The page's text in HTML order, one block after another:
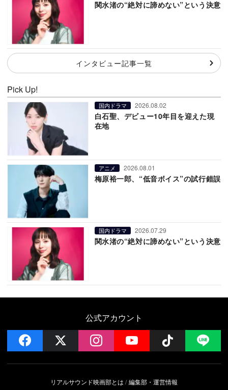
関水渚の“絶対に諦めない”という決意
インタビュー記事一覧
Pick Up!
国内ドラマ 2026.08.02
白石聖、デビュー10年目を迎えた現
在地
アニメ 2026.08.01
梅原裕一郎、“低音ボイス”の試行錯誤
国内ドラマ 2026.07.29
関水渚の“絶対に諦めない”という決意
公式アカウント
facebook instagramYouTube Follow
リアルサウンド映画部とは 編集部・運営情報